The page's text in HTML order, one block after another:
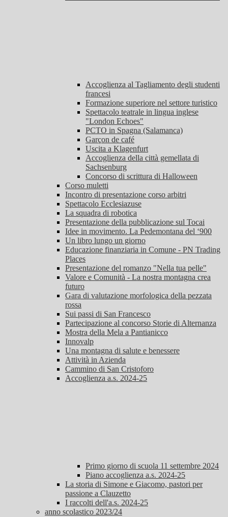
Accoglienza al Tagliamento degli studenti
francesi
Formazione superiore nel settore turistico
Spettacolo teatrale in lingua inglese
"London Echoes"
PCTO in Spagna (Salamanca)
Garçon de café
Uscita a Klagenfurt
Accoglienza della città gemellata di
Sachsenburg
Concorso di scrittura di Halloween
Corso muletti
Incontro di presentazione corso arbitri
Spettacolo Ecclesiazuse
La squadra di robotica
Presentazione della pubblicazione sul Tocai
Idee in movimento. La Pedemontana del ‘900
Un libro lungo un giorno
Educazione finanziaria in Comune - PN Trading
Places
Presentazione del romanzo "Nella tua pelle"
Valore e Comunità - La nostra montagna crea
futuro
Gara di valutazione morfologica della pezzata
rossa
Sui passi di San Francesco
Partecipazione al concorso Storie di Alternanza
Mostra della Mela a Pantianicco
Innovalp
Una montagna di salute e benessere
Attività in Azienda
Cammino di San Cristoforo
Accoglienza a.s. 2024-25
Primo giorno di scuola 11 settembre 2024
Piano accoglienza a.s. 2024-25
La storia di Simone e Giacomo, pastori per
passione a Clauzetto
I raccolti dell'a.s. 2024-25
anno scolastico 2023/24